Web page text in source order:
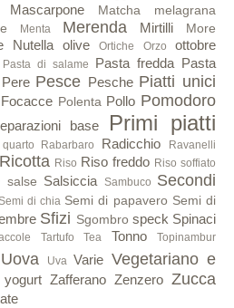
Mascarpone Matcha melagrana
Menta Merenda Mirtilli More
Nutella olive Ortiche Orzo
ottobre
Pasta di salame Pasta fredda Pasta
Pere Pesce Pesche Piatti unici
Polenta Pollo Pomodoro
base Primi piatti
Rabarbaro Radicchio
Ravanelli
Ricotta Riso Riso freddo Riso soffiato
salse Salsiccia Sambuco Secondi
di chia Semi di papavero Semi di
Sfizi Sgombro speck Spinaci
Tartufo Tea Tonno Topinambur
Uova Uva Varie Vegetariano e
yogurt Zafferano Zenzero Zucca